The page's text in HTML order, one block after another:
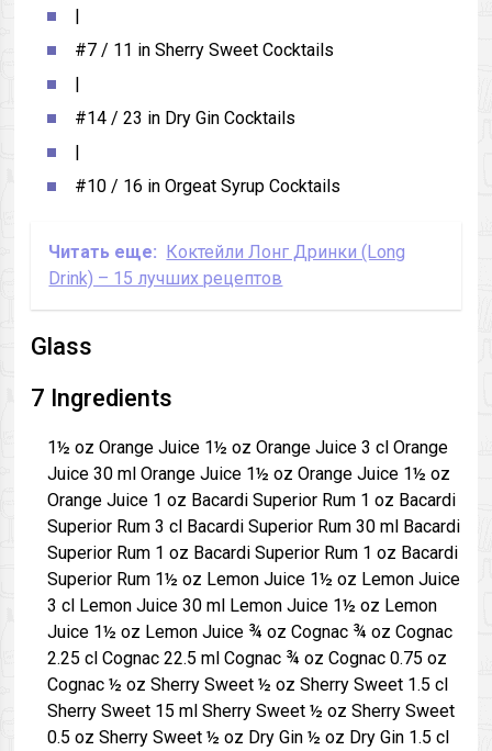
|
#7 / 11 in Sherry Sweet Cocktails
|
#14 / 23 in Dry Gin Cocktails
|
#10 / 16 in Orgeat Syrup Cocktails
Читать еще: Коктейли Лонг Дринки (Long
Drink) – 15 лучших рецептов
Glass
7 Ingredients
1½ oz Orange Juice 1½ oz Orange Juice 3 cl Orange
Juice 30 ml Orange Juice 1½ oz Orange Juice 1½ oz
Orange Juice 1 oz Bacardi Superior Rum 1 oz Bacardi
Superior Rum 3 cl Bacardi Superior Rum 30 ml Bacardi
Superior Rum 1 oz Bacardi Superior Rum 1 oz Bacardi
Superior Rum 1½ oz Lemon Juice 1½ oz Lemon Juice
3 cl Lemon Juice 30 ml Lemon Juice 1½ oz Lemon
Juice 1½ oz Lemon Juice ¾ oz Cognac ¾ oz Cognac
2.25 cl Cognac 22.5 ml Cognac ¾ oz Cognac 0.75 oz
Cognac ½ oz Sherry Sweet ½ oz Sherry Sweet 1.5 cl
Sherry Sweet 15 ml Sherry Sweet ½ oz Sherry Sweet
0.5 oz Sherry Sweet ½ oz Dry Gin ½ oz Dry Gin 1.5 cl